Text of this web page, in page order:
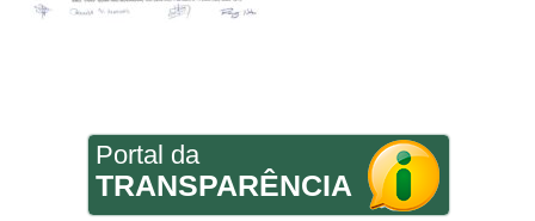
Portal da
TRANSPARÊNCIA